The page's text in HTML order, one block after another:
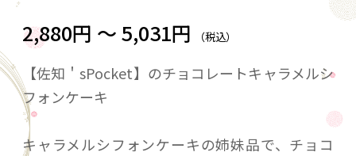
2,880円 ～ 5,031円 （税込）
【佐知＇sPocket】のチョコレートキャラメルシ
フォンケーキ
キャラメルシフォンケーキの姉妹品で、チョコ